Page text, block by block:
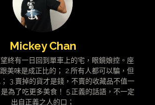
Mickey Chan
終有一日回到單車上的宅，眼鏡娘控。座
美味是成正比的； 2.所有人都可以騙，但
3.賣掉的貨才是錢，不賣的收藏品不值一
為了吃更多美食！ 5.正義的話語，不一定
出自正義之人的口；